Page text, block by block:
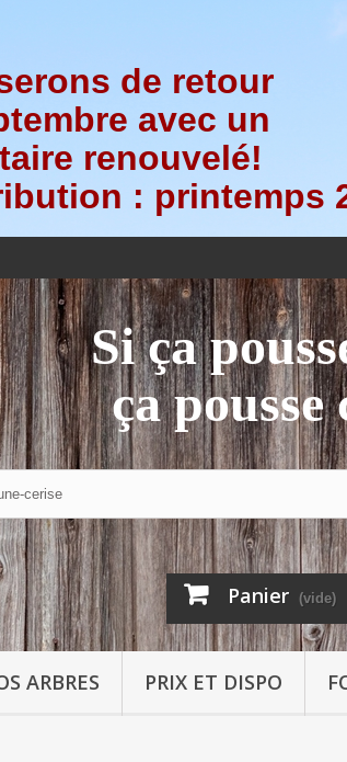
de retour
avec un
renouvelé!
: printemps
Si ça
ça pousse
Panier (vide)
ARBRES PRIX ET DISPO